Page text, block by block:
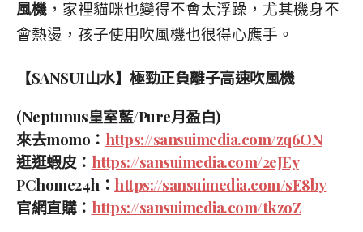
風機 ，家裡貓咪也變得不會太浮躁，尤其機身不
會熱燙，孩子使用吹風機也很得心應手。
【SANSUI山水】極勁正負離子高速吹風機
(Neptunus皇室藍/Pure月盈白)
來去momo： https://sansuimedia.com/zq6ON
逛逛蝦皮： https://sansuimedia.com/2eJEy
PChome24h： https://sansuimedia.com/sE8by
官網直購： https://sansuimedia.com/tkzoZ